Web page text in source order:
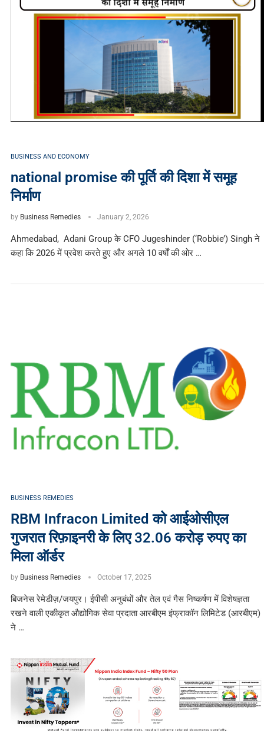
BUSINESS AND ECONOMY
national promise की पूर्ति की दिशा में समूह
निर्माण
by Business Remedies January 2, 2026
Ahmedabad, Adani Group के CFO Jugeshinder (‘Robbie’) Singh ने
कहा कि 2026 में प्रवेश करते हुए और अगले 10 वर्षों की ओर …
BUSINESS REMEDIES
RBM Infracon Limited को आईओसीएल
गुजरात रिफ़ाइनरी के लिए 32.06 करोड़ रुपए का
मिला ऑर्डर
by Business Remedies October 17, 2025
बिजनेस रेमेडीज़/जयपुर। ईपीसी अनुबंधों और तेल एवं गैस निष्कर्षण में विशेषज्ञता
रखने वाली एकीकृत औद्योगिक सेवा प्रदाता आरबीएम इंफ्राकॉन लिमिटेड (आरबीएम)
ने …